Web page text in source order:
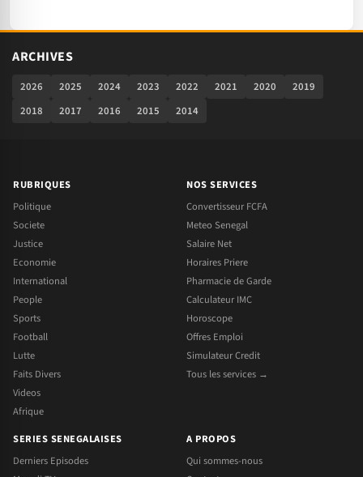
ARCHIVES
2026 2025 2024 2023 2022 2021 2020
2019
2018
2017 2016 2015 2014
RUBRIQUES
Politique
Societe
Justice
Economie
International
People
Sports
Football
Lutte
Faits Divers
Videos
Afrique
NOS SERVICES
Convertisseur FCFA
Meteo Senegal
Salaire Net
Horaires Priere
Pharmacie de Garde
Calculateur IMC
Horoscope
Offres Emploi
Simulateur Credit
Tous les services →
SERIES SENEGALAISES
Derniers Episodes
A PROPOS
Qui sommes-nous